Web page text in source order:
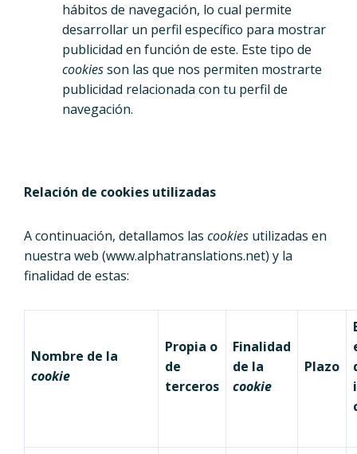
hábitos de navegación, lo cual permite
desarrollar un perfil específico para mostrar
publicidad en función de este. Este tipo de
cookiesson las que nos permiten mostrarte
publicidad relacionada con tu perfil de
navegación.
Relación de cookies utilizadas
A continuación, detallamos las cookies utilizadas en
nuestra web (www.alphatranslations.net) y la
finalidad de estas:
Nombre de la
cookie
Propia o
de
terceros
Finalidad
de la
cookie
Plazo